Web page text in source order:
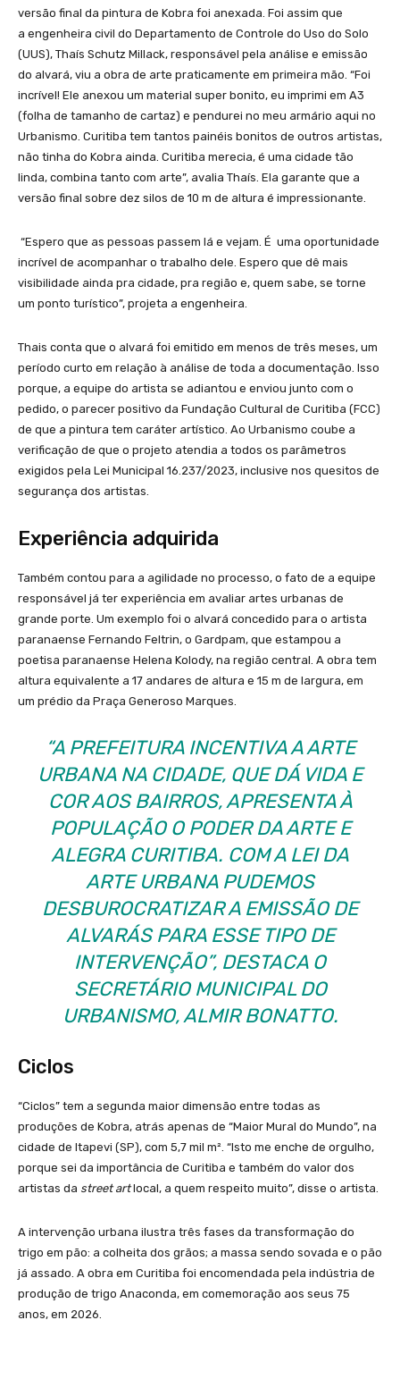
versão final da pintura de Kobra foi anexada. Foi assim que
a engenheira civil do Departamento de Controle do Uso do Solo
(UUS), Thaís Schutz Millack, responsável pela análise e emissão
do alvará, viu a obra de arte praticamente em primeira mão. “Foi
incrível! Ele anexou um material super bonito, eu imprimi em A3
(folha de tamanho de cartaz) e pendurei no meu armário aqui no
Urbanismo. Curitiba tem tantos painéis bonitos de outros artistas,
não tinha do Kobra ainda. Curitiba merecia, é uma cidade tão
linda, combina tanto com arte”, avalia Thaís. Ela garante que a
versão final sobre dez silos de 10 m de altura é impressionante.
“Espero que as pessoas passem lá e vejam. É uma oportunidade
incrível de acompanhar o trabalho dele. Espero que dê mais
visibilidade ainda pra cidade, pra região e, quem sabe, se torne
um ponto turístico”, projeta a engenheira.
Thais conta que o alvará foi emitido em menos de três meses, um
período curto em relação à análise de toda a documentação. Isso
porque, a equipe do artista se adiantou e enviou junto com o
pedido, o parecer positivo da Fundação Cultural de Curitiba (FCC)
de que a pintura tem caráter artístico. Ao Urbanismo coube a
verificação de que o projeto atendia a todos os parâmetros
exigidos pela Lei Municipal 16.237/2023, inclusive nos quesitos de
segurança dos artistas.
Experiência adquirida
Também contou para a agilidade no processo, o fato de a equipe
responsável já ter experiência em avaliar artes urbanas de
grande porte. Um exemplo foi o alvará concedido para o artista
paranaense Fernando Feltrin, o Gardpam, que estampou a
poetisa paranaense Helena Kolody, na região central. A obra tem
altura equivalente a 17 andares de altura e 15 m de largura, em
um prédio da Praça Generoso Marques.
“A PREFEITURA INCENTIVA A ARTE
URBANA NA CIDADE, QUE DÁ VIDA E
COR AOS BAIRROS, APRESENTA À
POPULAÇÃO O PODER DA ARTE E
ALEGRA CURITIBA. COM A LEI DA
ARTE URBANA PUDEMOS
DESBUROCRATIZAR A EMISSÃO DE
ALVARÁS PARA ESSE TIPO DE
INTERVENÇÃO”, DESTACA O
SECRETÁRIO MUNICIPAL DO
URBANISMO, ALMIR BONATTO.
Ciclos
“Ciclos” tem a segunda maior dimensão entre todas as
produções de Kobra, atrás apenas de “Maior Mural do Mundo”, na
cidade de Itapevi (SP), com 5,7 mil m². “Isto me enche de orgulho,
porque sei da importância de Curitiba e também do valor dos
artistas da street artlocal, a quem respeito muito”, disse o artista.
A intervenção urbana ilustra três fases da transformação do
trigo em pão: a colheita dos grãos; a massa sendo sovada e o pão
já assado. A obra em Curitiba foi encomendada pela indústria de
produção de trigo Anaconda, em comemoração aos seus 75
anos, em 2026.